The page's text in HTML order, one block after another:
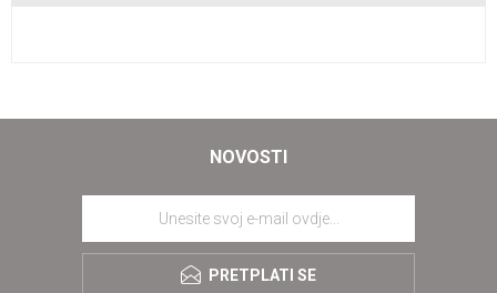
NOVOSTI
PRETPLATI SE